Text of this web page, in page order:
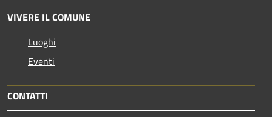
VIVERE IL COMUNE
Luoghi
Eventi
CONTATTI